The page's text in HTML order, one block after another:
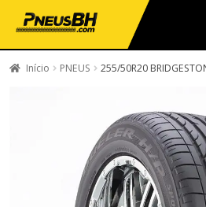
PNEUS EM OFERTA SERVIÇOS
Início PNEUS 255/50R20